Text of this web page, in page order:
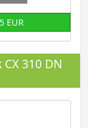
EUR
310 DN